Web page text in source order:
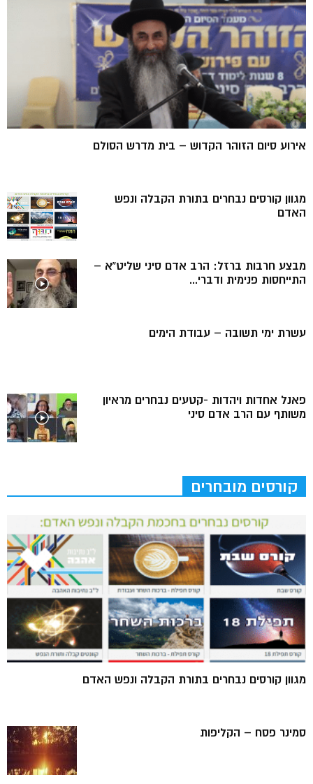
אירוע סיום הזוהר הקדוש – בית מדרש הסולם
מגוון קורסים נבחרים בתורת הקבלה ונפש
האדם
מבצע חרבות ברזל: הרב אדם סיני שליט”א –
התייחסות פנימית ודברי...
עשרת ימי תשובה – עבודת הימים
פאנל אחדות ויהדות -קטעים נבחרים מראיון
משותף עם הרב אדם סיני
קורסים מובחרים
מגוון קורסים נבחרים בתורת הקבלה ונפש האדם
סמינר פסח – הקליפות